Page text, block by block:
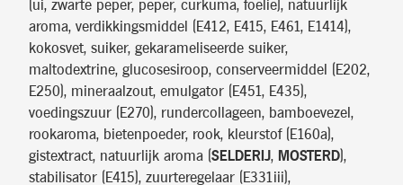
(ui, zwarte peper, peper, curkuma, foelie), natuurlijk
aroma, verdikkingsmiddel (E412, E415, E461, E1414),
kokosvet, suiker, gekarameliseerde suiker,
maltodextrine, glucosesiroop, conserveermiddel (E202,
E250), mineraalzout, emulgator (E451, E435),
voedingszuur (E270), rundercollageen, bamboevezel,
rookaroma, bietenpoeder, rook, kleurstof (E160a),
gistextract, natuurlijk aroma (SELDERIJ, MOSTERD),
stabilisator (E415), zuurteregelaar (E331iii),